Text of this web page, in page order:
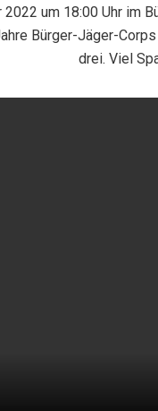
um 18:00 Uhr im
Bürger-Jäger-
drei. Viel